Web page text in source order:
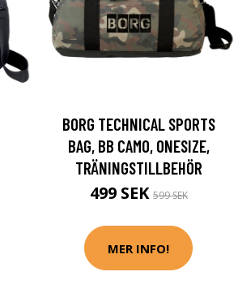
BORG TECHNICAL SPORTS
BAG, BB CAMO, ONESIZE,
TRÄNINGSTILLBEHÖR
499 SEK 599 SEK
MER INFO!